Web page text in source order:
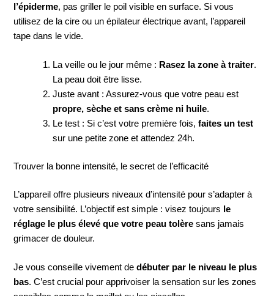
l’épiderme, pas griller le poil visible en surface. Si vous
utilisez de la cire ou un épilateur électrique avant, l’appareil
tape dans le vide.
La veille ou le jour même : Rasez la zone à traiter.
La peau doit être lisse.
Juste avant : Assurez-vous que votre peau est
propre, sèche et sans crème ni huile.
Le test : Si c’est votre première fois,faites un test
sur une petite zone et attendez 24h.
Trouver la bonne intensité, le secret de l’efficacité
L’appareil offre plusieurs niveaux d’intensité pour s’adapter à
votre sensibilité. L’objectif est simple : visez toujours le
réglage le plus élevé que votre peau tolère sans jamais
grimacer de douleur.
Je vous conseille vivement dedébuter par le niveau le plus
bas. C’est crucial pour apprivoiser la sensation sur les zones